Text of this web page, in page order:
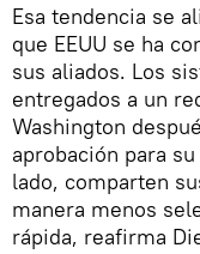
Esa tendencia se
que EEUU se ha
sus aliados. Los
entregados a un
Washington
aprobación para
lado, comparten
manera menos
rápida, reafirma